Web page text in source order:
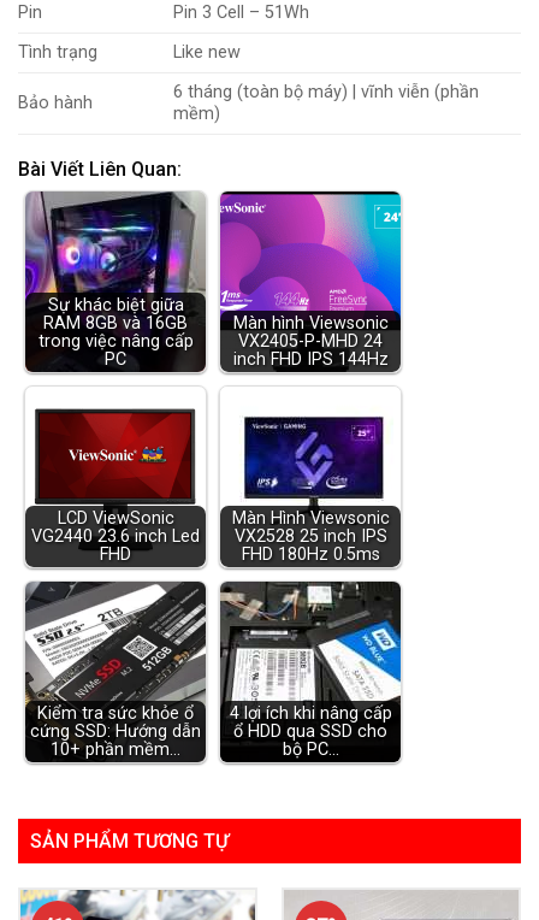
Pin
Pin 3 Cell – 51Wh
Tình trạng
Like new
Bảo hành
6 tháng (toàn bộ máy) | vĩnh viễn (phần
mềm)
Bài Viết Liên Quan:
Sự khác biệt giữa
RAM 8GB và 16GB
trong việc nâng cấp
PC
Màn hình Viewsonic
VX2405-P-MHD 24
inch FHD IPS 144Hz
LCD ViewSonic
VG2440 23.6 inch Led
FHD
Màn Hình Viewsonic
VX2528 25 inch IPS
FHD 180Hz 0.5ms
Kiểm tra sức khỏe ổ
cứng SSD: Hướng dẫn
10+ phần mềm…
4 lợi ích khi nâng cấp
ổ HDD qua SSD cho
bộ PC…
SẢN PHẨM TƯƠNG TỰ